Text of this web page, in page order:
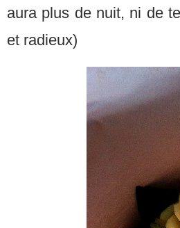
aura plus de nuit, ni de
et radieux)